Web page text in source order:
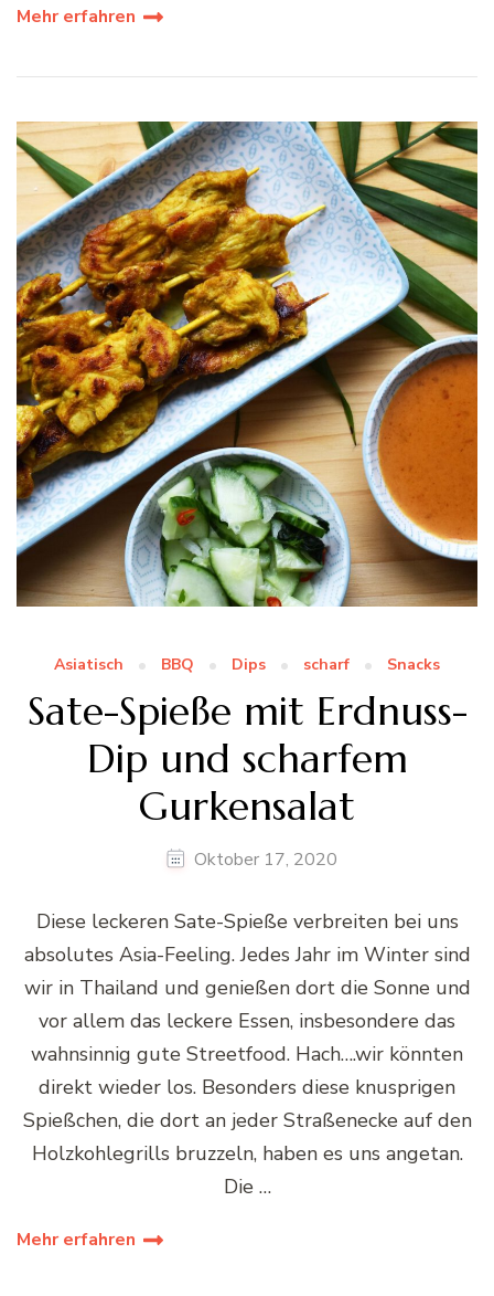
Mehr erfahren
Asiatisch BBQ Dips scharf Snacks
Sate-Spieße mit Erdnuss-
Dip und scharfem
Gurkensalat
Oktober 17, 2020
Diese leckeren Sate-Spieße verbreiten bei uns
absolutes Asia-Feeling. Jedes Jahr im Winter sind
wir in Thailand und genießen dort die Sonne und
vor allem das leckere Essen, insbesondere das
wahnsinnig gute Streetfood. Hach….wir könnten
direkt wieder los. Besonders diese knusprigen
Spießchen, die dort an jeder Straßenecke auf den
Holzkohlegrills bruzzeln, haben es uns angetan.
Die …
Mehr erfahren